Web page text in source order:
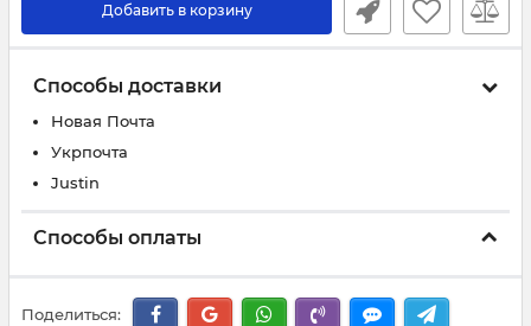
Добавить в корзину
Способы доставки
Новая Почта
Укрпочта
Justin
Способы оплаты
Поделиться: